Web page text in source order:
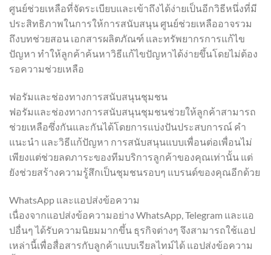
ศูนย์ช่วยเหลือที่จัดระเบียบและเข้าถึงได้ง่ายเป็นอีกวิธีหนึ่งที่มี
ประสิทธิภาพในการให้การสนับสนุน ศูนย์ช่วยเหลืออาจรวม
ถึงบทช่วยสอน เอกสารผลิตภัณฑ์ และทรัพยากรการแก้ไข
ปัญหา ทำให้ลูกค้าค้นหาวิธีแก้ไขปัญหาได้ง่ายขึ้นโดยไม่ต้อง
รอความช่วยเหลือ
ฟอรัมและช่องทางการสนับสนุนชุมชน
ฟอรัมและช่องทางการสนับสนุนชุมชนช่วยให้ลูกค้าสามารถ
ช่วยเหลือซึ่งกันและกันได้โดยการแบ่งปันประสบการณ์ คำ
แนะนำ และวิธีแก้ปัญหา การสนับสนุนแบบเพื่อนต่อเพื่อนไม่
เพียงแต่ช่วยลดภาระของทีมบริการลูกค้าของคุณเท่านั้น แต่
ยังช่วยสร้างความรู้สึกเป็นชุมชนรอบๆ แบรนด์ของคุณอีกด้วย
WhatsApp และแอปส่งข้อความ
เนื่องจากแอปส่งข้อความอย่าง WhatsApp, Telegram และแอ
ปอื่นๆ ได้รับความนิยมมากขึ้น ธุรกิจต่างๆ จึงสามารถใช้แอป
เหล่านี้เพื่อสื่อสารกับลูกค้าแบบเรียลไทม์ได้ แอปส่งข้อความ